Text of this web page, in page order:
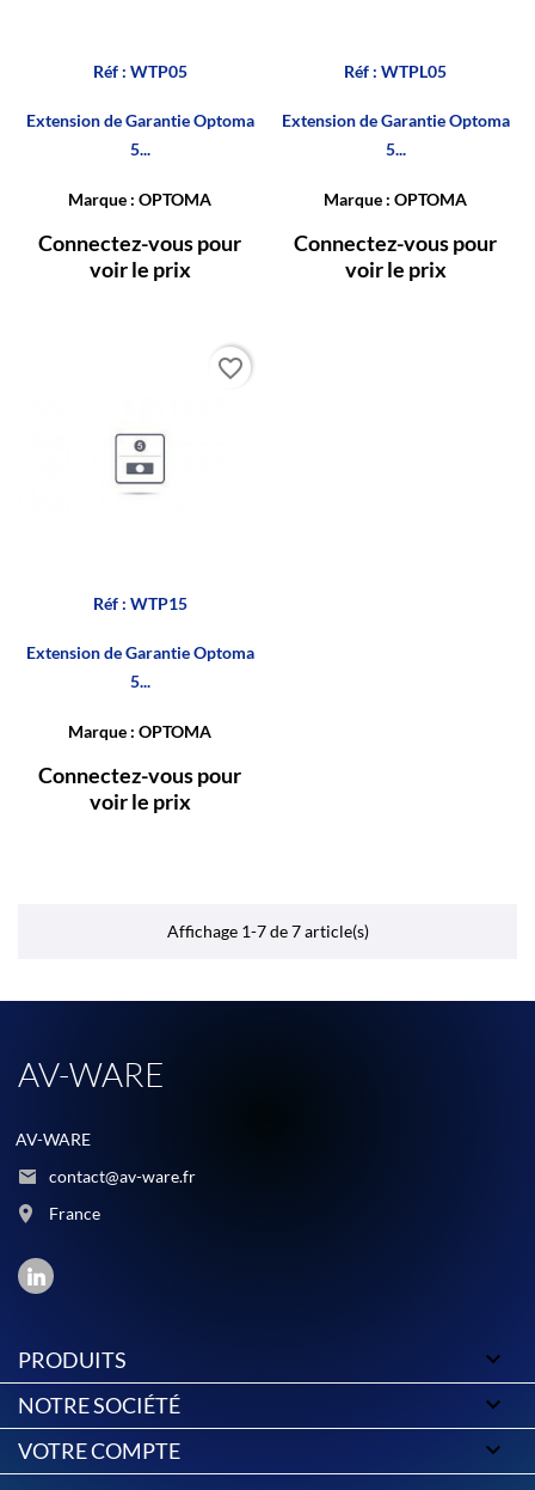
Réf : WTP05
Extension de Garantie Optoma
5...
Marque : OPTOMA
Connectez-vous pour
voir le prix
Réf : WTPL05
Extension de Garantie Optoma
5...
Marque : OPTOMA
Connectez-vous pour
voir le prix
Réf : WTP15
Extension de Garantie Optoma
5...
Marque : OPTOMA
Connectez-vous pour
voir le prix
favorite_border
Affichage 1-7 de 7 article(s)
AV-WARE
AV-WARE
contact@av-ware.fr
France
PRODUITS 
NOTRE SOCIÉTÉ 
VOTRE COMPTE 